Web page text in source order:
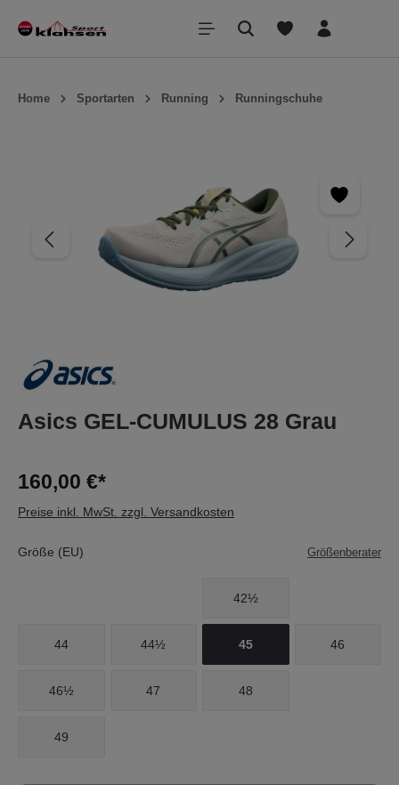
springen
Home Sportarten Running Runningschuhe
Asics GEL-CUMULUS 28 Grau
160,00 €*
Preise inkl. MwSt. zzgl. Versandkosten
Größe (EU) Größenberater
42½
44 44½ 45 46
46½ 47 48
49